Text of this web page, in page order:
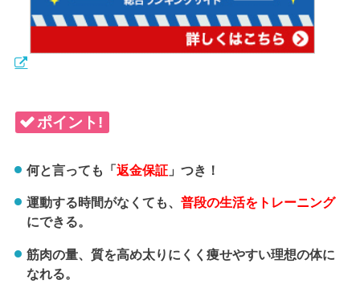
ポイント!
何と言っても「返金保証」つき！
運動する時間がなくても、 普段の生活をトレーニング
にできる。
筋肉の量、質を高め太りにくく痩せやすい理想の体に
なれる。